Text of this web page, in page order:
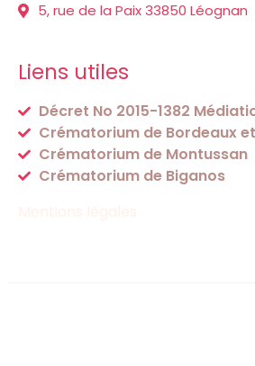
5, rue de la Paix 33850 Léognan
Liens utiles
Décret No 2015-1382
Crématorium de Bordeaux
Crématorium de Montussan
Crématorium de Biganos